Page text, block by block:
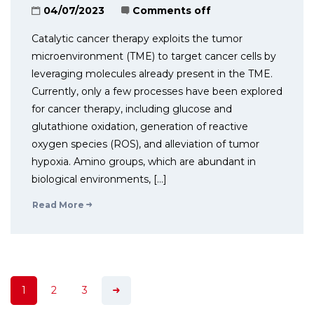
04/07/2023 Comments off
Catalytic cancer therapy exploits the tumor
microenvironment (TME) to target cancer cells by
leveraging molecules already present in the TME.
Currently, only a few processes have been explored
for cancer therapy, including glucose and
glutathione oxidation, generation of reactive
oxygen species (ROS), and alleviation of tumor
hypoxia. Amino groups, which are abundant in
biological environments, […]
Read More
1 2 3